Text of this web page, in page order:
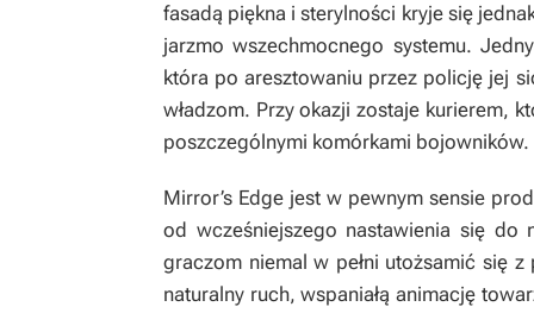
fasadą piękna i sterylności kryje się
jarzmo wszechmocnego systemu.
która po aresztowaniu przez policję jej
władzom. Przy okazji zostaje kurierem,
poszczególnymi komórkami bojowników.
Mirror’s Edge jest w pewnym sensie
od wcześniejszego nastawienia się
graczom niemal w pełni utożsamić się
naturalny ruch, wspaniałą animację